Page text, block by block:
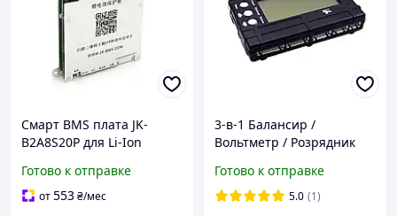
Смарт BMS плата JK-
B2A8S20P для Li-Ion
RS485 0.3m Bluetooth
балансиром 2A buzyna
Готово к отправке
от553₴/мес
3-в-1 Балансир /
Вольтметр / Розрядник
балансировочные
зарядное устройство,RC
Готово к отправке
5.0 (1)